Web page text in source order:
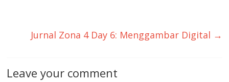
Jurnal Zona 4 Day 6: Menggambar Digital →
Leave your comment